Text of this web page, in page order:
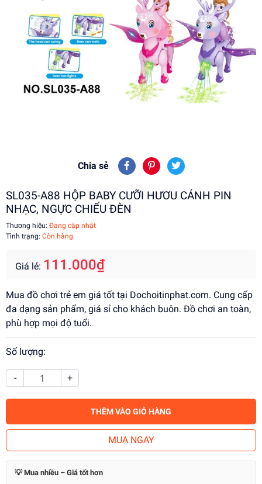
Chia sẻ
SL035-A88 HỘP BABY CƯỠI HƯƠU CÁNH PIN
NHẠC, NGỰC CHIẾU ĐÈN
Thương hiệu: Đang cập nhật
Tình trạng: Còn hàng
Giá lẻ: 111.000₫
Mua đồ chơi trẻ em giá tốt tại Dochoitinphat.com. Cung cấp
đa dạng sản phẩm, giá sỉ cho khách buôn. Đồ chơi an toàn,
phù hợp mọi độ tuổi.
Số lượng:
- +
THÊM VÀO GIỎ HÀNG
MUA NGAY
💡 Mua nhiều – Giá tốt hơn